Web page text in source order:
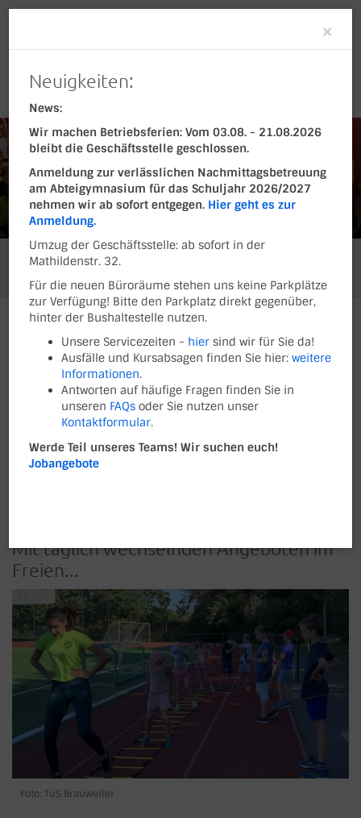
Sie befinden sich hier:
FREIZEITEN 2020
Aufgrund der Corona-Pandemie musste unsere Osterfreizeit
leider ausfallen. Unsere Sommer- und Herbstfreizeit konnte
jedoch unter Einschränkungen stattfinden.
Mit täglich wechselnden Angeboten im
Freien...
Foto: TuS Brauweiler
×
Neuigkeiten:
News:
Wir machen Betriebsferien: Vom 03.08. - 21.08.2026
bleibt die Geschäftsstelle geschlossen.
Anmeldung zur verlässlichen Nachmittagsbetreuung
am Abteigymnasium für das Schuljahr 2026/2027
nehmen wir ab sofort entgegen. Hier geht es zur
Anmeldung.
Umzug der Geschäftsstelle: ab sofort in der
Mathildenstr. 32.
Für die neuen Büroräume stehen uns keine Parkplätze
zur Verfügung! Bitte den Parkplatz direkt gegenüber,
hinter der Bushaltestelle nutzen.
Unsere Servicezeiten - hier sind wir für Sie da!
Ausfälle und Kursabsagen finden Sie hier: weitere
Informationen.
Antworten auf häufige Fragen finden Sie in
unseren FAQs oder Sie nutzen unser
Kontaktformular.
Werde Teil unseres Teams! Wir suchen euch!
Jobangebote